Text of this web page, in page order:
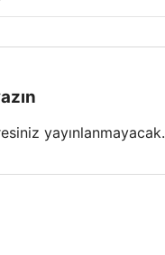
yayınlanmayacak.